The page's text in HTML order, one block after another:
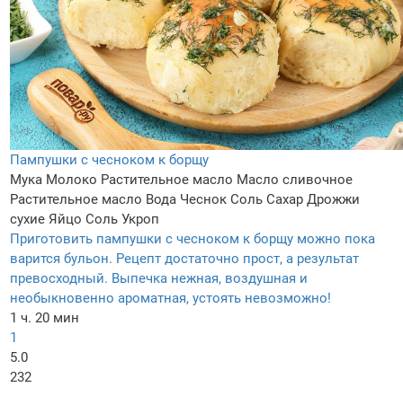
Пампушки с чесноком к борщу
Мука Молоко Растительное масло Масло сливочнoe
Растительное масло Вода Чеснок Соль Сахар Дрожжи
сухие Яйцo Соль Укроп
Приготовить пампушки с чесноком к борщу можно пока
варится бульон. Рецепт достаточно прост, а результат
превосходный. Выпечка нежная, воздушная и
необыкновенно ароматная, устоять невозможно!
1 ч. 20 мин
1
5.0
232